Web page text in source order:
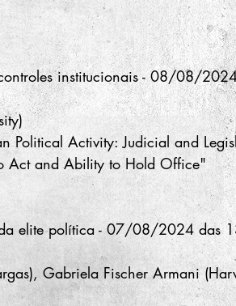
controles institucionais - 08/08/
Political Activity: Judicial and
Act and Ability to Hold Office"
da elite política - 07/08/2024 das
Gabriela Fischer Armani